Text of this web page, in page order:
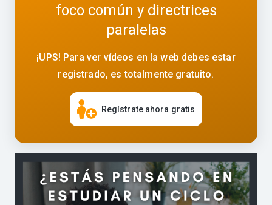
foco común y directrices
paralelas
¡UPS! Para ver vídeos en la web debes estar
registrado, es totalmente gratuito.
Regístrate ahora gratis